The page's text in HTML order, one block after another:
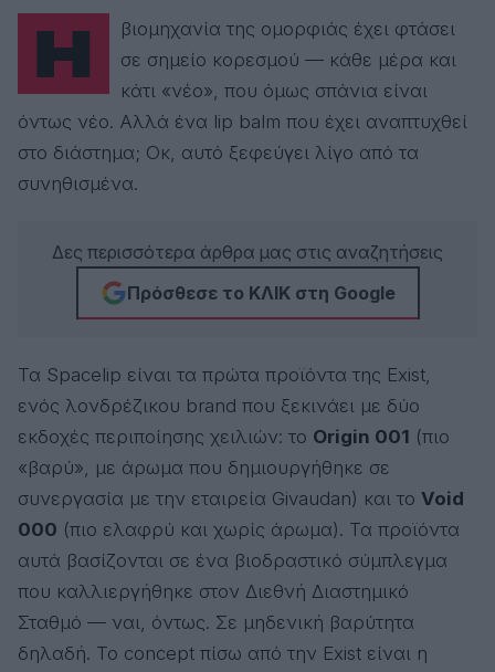
Η βιομηχανία της ομορφιάς έχει φτάσει
σε σημείο κορεσμού — κάθε μέρα και
κάτι «νέο», που όμως σπάνια είναι
όντως νέο. Αλλά ένα lip balm που έχει αναπτυχθεί
στο διάστημα; Οκ, αυτό ξεφεύγει λίγο από τα
συνηθισμένα.
Δες περισσότερα άρθρα μας στις αναζητήσεις
Πρόσθεσε το ΚΛΙΚ στη Google
Τα Spacelip είναι τα πρώτα προϊόντα της Exist,
ενός λονδρέζικου brand που ξεκινάει με δύο
εκδοχές περιποίησης χειλιών: το Origin 001 (πιο
«βαρύ», με άρωμα που δημιουργήθηκε σε
συνεργασία με την εταιρεία Givaudan) και το Void
000 (πιο ελαφρύ και χωρίς άρωμα). Τα προϊόντα
αυτά βασίζονται σε ένα βιοδραστικό σύμπλεγμα
που καλλιεργήθηκε στον Διεθνή Διαστημικό
Σταθμό — ναι, όντως. Σε μηδενική βαρύτητα
δηλαδή. Το concept πίσω από την Exist είναι η